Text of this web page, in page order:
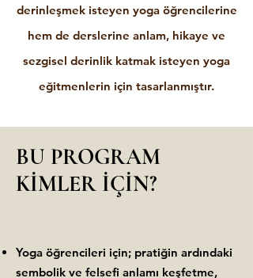
derinleşmek isteyen yoga öğrencilerine
hem de derslerine anlam, hikaye ve
sezgisel derinlik katmak isteyen yoga
eğitmenlerin için tasarlanmıştır.
BU PROGRAM
KİMLER İÇİN?
Yoga öğrencileri için; pratiğin ardındaki
sembolik ve felsefi anlamı keşfetme,